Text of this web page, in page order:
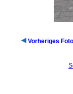
Vorheriges Foto